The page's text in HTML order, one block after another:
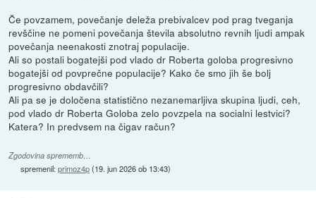
Če povzamem, povečanje deleža prebivalcev pod prag tveganja
revščine ne pomeni povečanja števila absolutno revnih ljudi ampak
povečanja neenakosti znotraj populacije.
Ali so postali bogatejši pod vlado dr Roberta goloba progresivno
bogatejši od povprečne populacije? Kako če smo jih še bolj
progresivno obdavčili?
Ali pa se je določena statistično nezanemarljiva skupina ljudi, ceh,
pod vlado dr Roberta Goloba zelo povzpela na socialni lestvici?
Katera? In predvsem na čigav račun?
Zgodovina sprememb…
spremenil:primoz4p(19. jun 2026 ob 13:43)